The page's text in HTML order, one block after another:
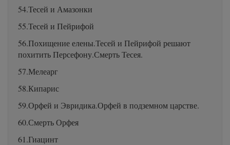
54.Тесей и Амазонки
55.Тесей и Пейрифой
56.Похищение елены.Тесей и Пейрифой решают
похитить Персефону.Смерть Тесея.
57.Мелеарг
58.Кипарис
59.Орфей и Эвридика.Орфей в подземном царстве.
60.Смерть Орфея
61.Гиацинт